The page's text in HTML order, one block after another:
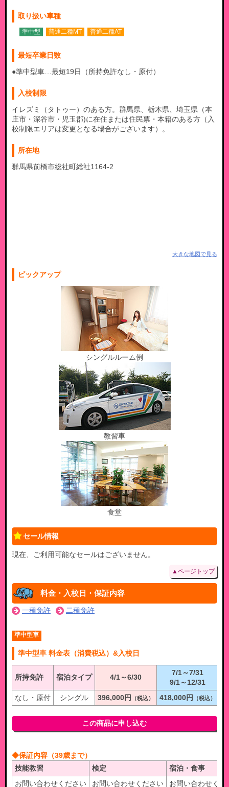
取り扱い車種
準中型 普通二種MT 普通二種AT
最短卒業日数
●準中型車…最短19日（所持免許なし・原付）
入校制限
イレズミ（タトゥー）のある方。群馬県、栃木県、埼玉県（本
庄市・深谷市・児玉郡)に在住または住民票・本籍のある方（入
校制限エリアは変更となる場合がございます）。
所在地
群馬県前橋市総社町総社1164-2
大きな地図で見る
ピックアップ
シングルルーム例
教習車
食堂
セール情報
現在、ご利用可能なセールはございません。
▲ページトップ
料金・入校日・保証内容
一種免許 二種免許
準中型車
準中型車 料金表（消費税込）&入校日
所持免許 宿泊タイプ 4/1～6/30
7/1～7/31
9/1～12/31
なし・原付 シングル 396,000円 （税込） 418,000円 （税込）
この商品に申し込む
◆保証内容（39歳まで）
技能教習
検定
宿泊・食事
お問い合わせください
お問い合わせください お問い合わせくだ